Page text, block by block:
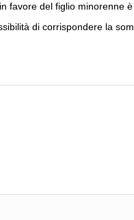
favore del figlio minorenne
di corrispondere la